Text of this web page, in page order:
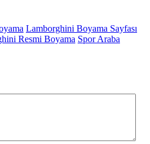
Lamborghini Boyama Sayfası
Resmi Boyama Spor Araba